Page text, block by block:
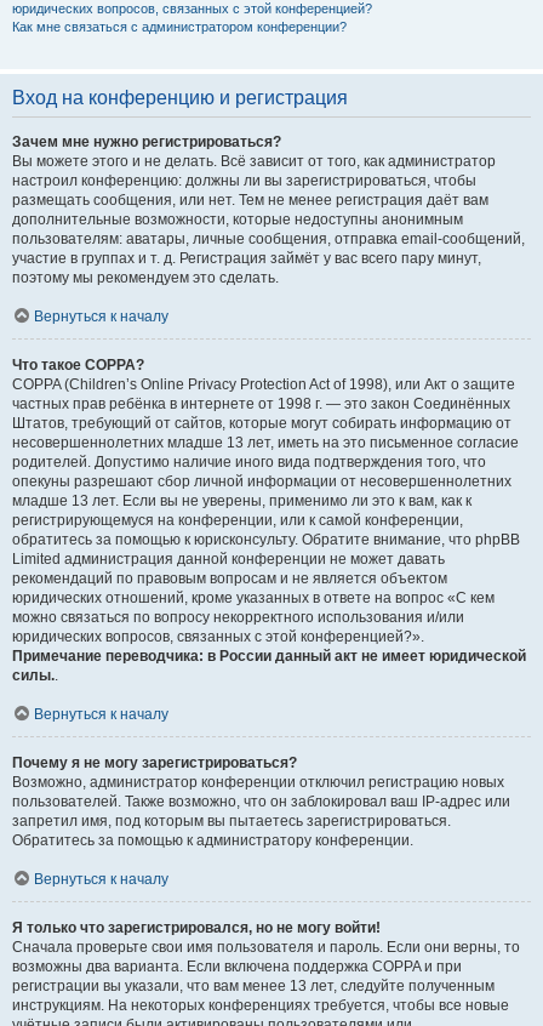
юридических вопросов, связанных с этой конференцией?
Как мне связаться с администратором конференции?
Вход на конференцию и регистрация
Зачем мне нужно регистрироваться?
Вы можете этого и не делать. Всё зависит от того, как администратор
настроил конференцию: должны ли вы зарегистрироваться, чтобы
размещать сообщения, или нет. Тем не менее регистрация даёт вам
дополнительные возможности, которые недоступны анонимным
пользователям: аватары, личные сообщения, отправка email-сообщений,
участие в группах и т. д. Регистрация займёт у вас всего пару минут,
поэтому мы рекомендуем это сделать.
Вернуться к началу
Что такое COPPA?
COPPA (Children’s Online Privacy Protection Act of 1998), или Акт о защите
частных прав ребёнка в интернете от 1998 г. — это закон Соединённых
Штатов, требующий от сайтов, которые могут собирать информацию от
несовершеннолетних младше 13 лет, иметь на это письменное согласие
родителей. Допустимо наличие иного вида подтверждения того, что
опекуны разрешают сбор личной информации от несовершеннолетних
младше 13 лет. Если вы не уверены, применимо ли это к вам, как к
регистрирующемуся на конференции, или к самой конференции,
обратитесь за помощью к юрисконсульту. Обратите внимание, что phpBB
Limited администрация данной конференции не может давать
рекомендаций по правовым вопросам и не является объектом
юридических отношений, кроме указанных в ответе на вопрос «С кем
можно связаться по вопросу некорректного использования и/или
юридических вопросов, связанных с этой конференцией?».
Примечание переводчика: в России данный акт не имеет юридической
силы..
Вернуться к началу
Почему я не могу зарегистрироваться?
Возможно, администратор конференции отключил регистрацию новых
пользователей. Также возможно, что он заблокировал ваш IP-адрес или
запретил имя, под которым вы пытаетесь зарегистрироваться.
Обратитесь за помощью к администратору конференции.
Вернуться к началу
Я только что зарегистрировался, но не могу войти!
Сначала проверьте свои имя пользователя и пароль. Если они верны, то
возможны два варианта. Если включена поддержка COPPA и при
регистрации вы указали, что вам менее 13 лет, следуйте полученным
инструкциям. На некоторых конференциях требуется, чтобы все новые